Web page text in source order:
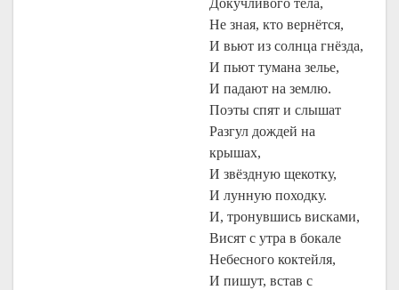
Не зная, кто вернётся,
И вьют из солнца гнёзда,
И пьют тумана зелье,
И падают на землю.
Поэты спят и слышат
Разгул дождей на
крышах,
И звёздную щекотку,
И лунную походку.
И, тронувшись висками,
Висят с утра в бокале
Небесного коктейля,
И пишут, встав с